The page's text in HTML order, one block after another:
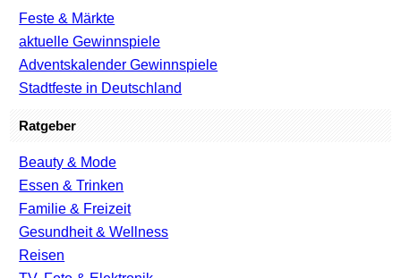
Feste & Märkte
aktuelle Gewinnspiele
Adventskalender Gewinnspiele
Stadtfeste in Deutschland
Ratgeber
Beauty & Mode
Essen & Trinken
Familie & Freizeit
Gesundheit & Wellness
Reisen